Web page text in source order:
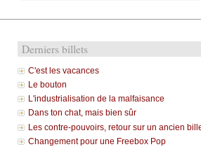
Derniers billets
C'est les vacances
Le bouton
L'industrialisation de la malfaisance
Dans ton chat, mais bien sûr
Les contre-pouvoirs, retour sur un ancien
Changement pour une Freebox Pop